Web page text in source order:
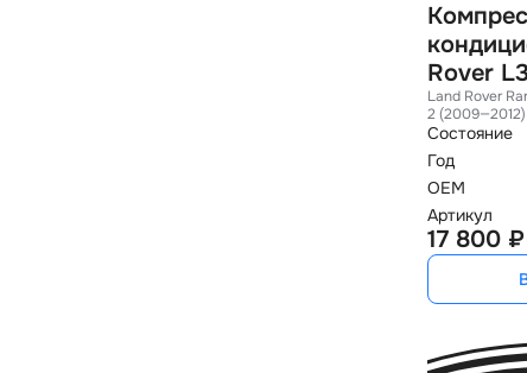
Rover
Land Rover
2 (2009—2012)
Состояние
Год
OEM
Артикул
17 800 ₽